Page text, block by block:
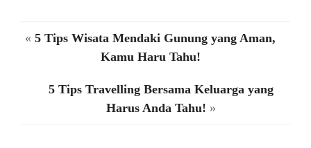
« 5 Tips Wisata Mendaki Gunung yang Aman,
Kamu Haru Tahu!
5 Tips Travelling Bersama Keluarga yang
Harus Anda Tahu! »